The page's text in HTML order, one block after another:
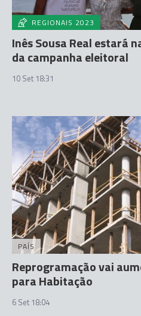
REGIONAIS 2023
Inês Sousa Real estará
da campanha eleitoral
10 Set 18:31
PAÍS
Reprogramação vai
para Habitação
6 Set 18:04